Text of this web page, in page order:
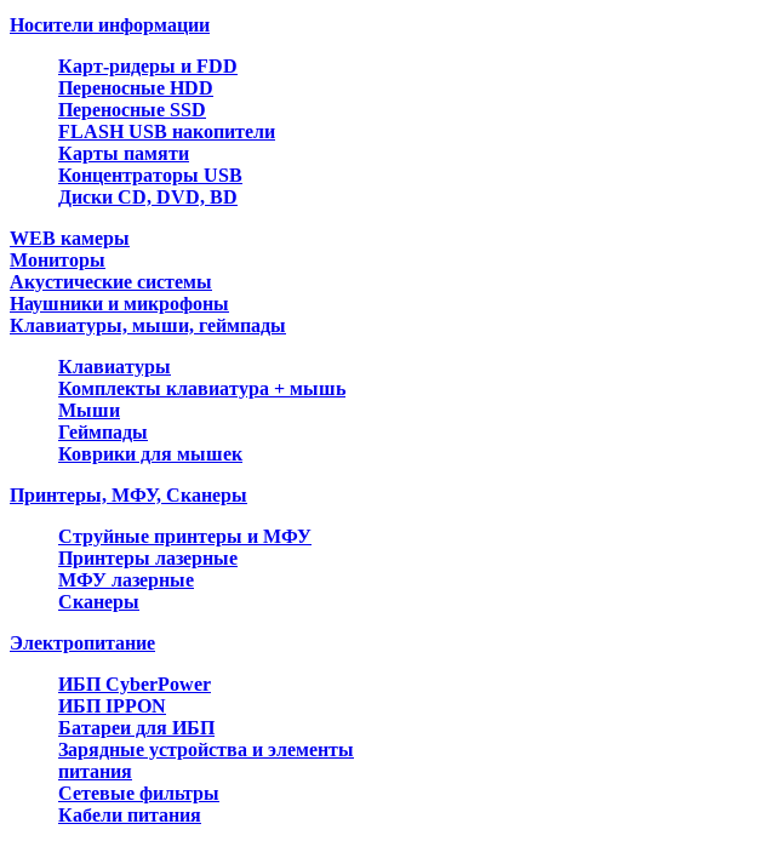
Носители информации
Карт-ридеры и FDD
Переносные HDD
Переносные SSD
FLASH USB накопители
Карты памяти
Концентраторы USB
Диски CD, DVD, BD
WEB камеры
Мониторы
Акустические системы
Наушники и микрофоны
Клавиатуры, мыши, геймпады
Клавиатуры
Комплекты клавиатура + мышь
Мыши
Геймпады
Коврики для мышек
Принтеры, МФУ, Сканеры
Струйные принтеры и МФУ
Принтеры лазерные
МФУ лазерные
Сканеры
Электропитание
ИБП CyberPower
ИБП IPPON
Батареи для ИБП
Зарядные устройства и элементы
питания
Сетевые фильтры
Кабели питания